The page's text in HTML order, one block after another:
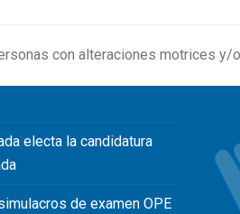
con alteraciones motrices y/
electa la candidatura
de examen OPE